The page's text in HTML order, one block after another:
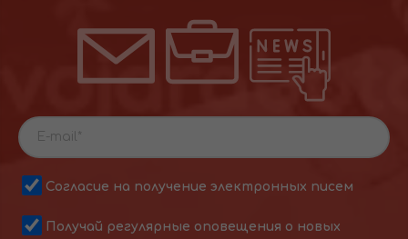
Согласие на получение электронных писем
Получай регулярные оповещения о новых